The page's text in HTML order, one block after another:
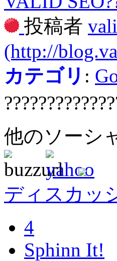
投稿者
(http://
カテゴリ :
他のソーシ
ディスカッ
4
Sphinn It!